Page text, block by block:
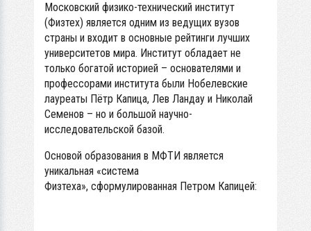
Московский физико-технический институт
(Физтех) является одним из ведущих вузов
страны и входит в основные рейтинги лучших
университетов мира. Институт обладает не
только богатой историей – основателями и
профессорами института были Нобелевские
лауреаты Пётр Капица, Лев Ландау и Николай
Семенов – но и большой научно-
исследовательской базой.
Основой образования в МФТИ является
уникальная «система
Физтеха», сформулированная Петром Капицей: